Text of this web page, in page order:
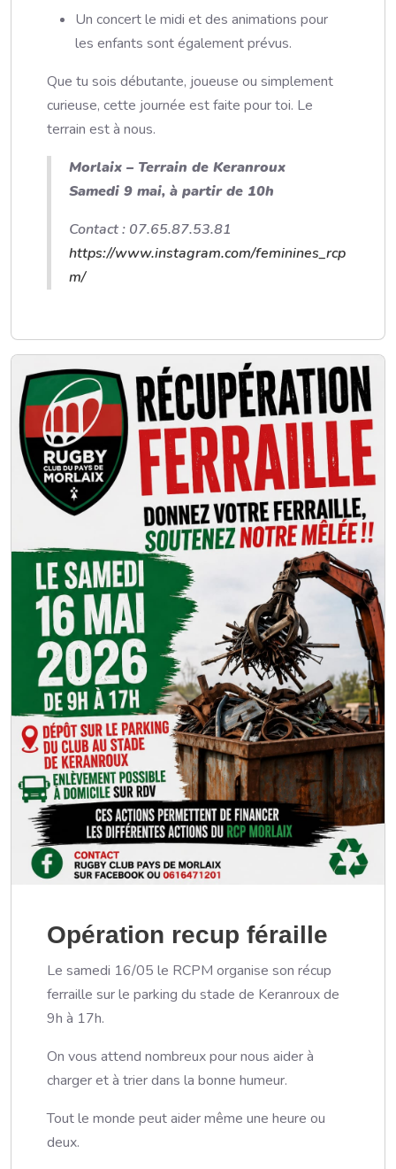
Un concert le midi et des animations pour
les enfants sont également prévus.
Que tu sois débutante, joueuse ou simplement
curieuse, cette journée est faite pour toi. Le
terrain est à nous.
Morlaix – Terrain de Keranroux
Samedi 9 mai, à partir de 10h
Contact : 07.65.87.53.81
https://www.instagram.com/feminines_rcp
m/
Opération recup féraille
Le samedi 16/05 le RCPM organise son récup
ferraille sur le parking du stade de Keranroux de
9h à 17h.
On vous attend nombreux pour nous aider à
charger et à trier dans la bonne humeur.
Tout le monde peut aider même une heure ou
deux.